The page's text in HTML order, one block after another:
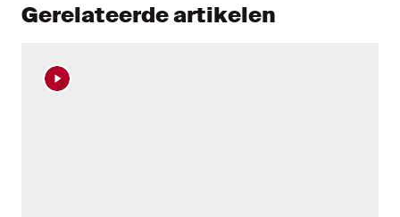
Gerelateerde artikelen